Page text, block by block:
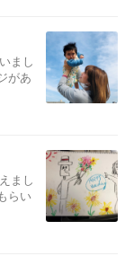
まし
があ
まし
らい